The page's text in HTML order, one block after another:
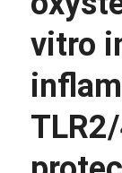
vitro